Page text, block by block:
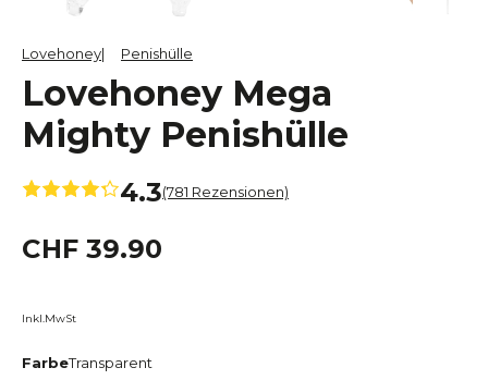
Lovehoney Penishülle
Lovehoney Mega
Mighty Penishülle
4.3(781 Rezensionen)
CHF 39.90
Inkl.MwSt
FarbeTransparent